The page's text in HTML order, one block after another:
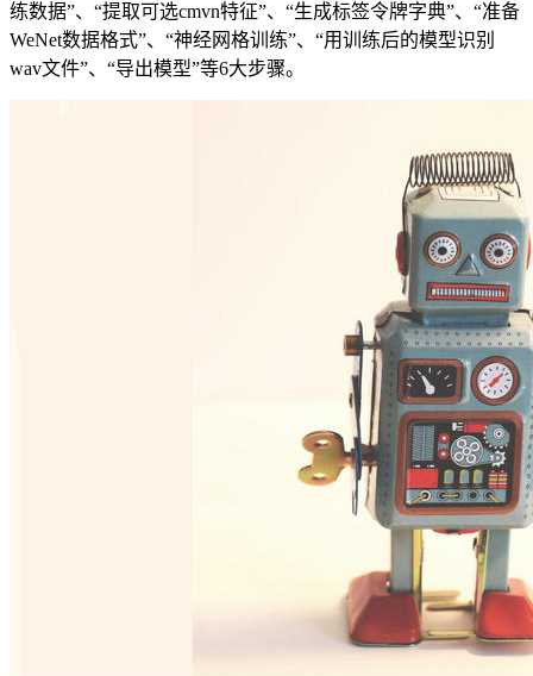
练数据”、“提取可选cmvn特征”、“生成标签令牌字典”、“准备
WeNet数据格式”、“神经网格训练”、“用训练后的模型识别
wav文件”、“导出模型”等6大步骤。